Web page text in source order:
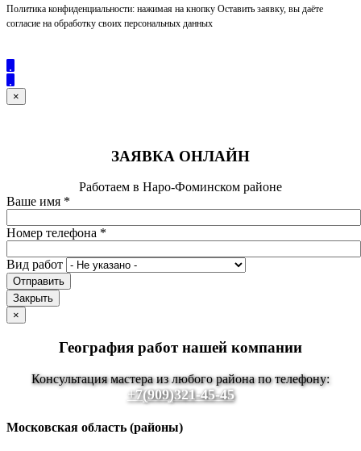
Политика конфиденциальности: нажимая на кнопку Оставить заявку, вы даёте
согласие на обработку своих персональных данных
×
ЗАЯВКА ОНЛАЙН
Работаем в Наро-Фоминском районе
Ваше имя *
Номер телефона *
Вид работ
Отправить
Закрыть
×
География работ нашей компании
Консультация мастера из любого района по телефону:
+7(909)321-45-45
Московская область (районы)